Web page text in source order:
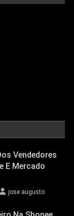
Vendedores
E Mercado
jose augusto